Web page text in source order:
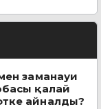
заманауи
қалай
айналды?